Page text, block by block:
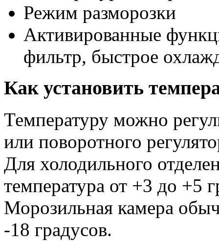
Режим разморозки
Активированные
фильтр, быстрое
Как установить
Температуру можно
или поворотного
Для холодильного
температура от +3 до +5
Морозильная камера
-18 градусов.